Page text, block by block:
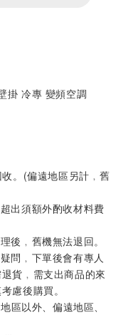
掛 冷專 變頻空調
。 (偏遠地區另計﹐舊
超出須額外酌收材料費
後﹐舊機無法退回。
問 ﹐ 下單後會有專人
貨 ﹐ 需支出商品的來
慮後購買。
區以外、偏遠地區、